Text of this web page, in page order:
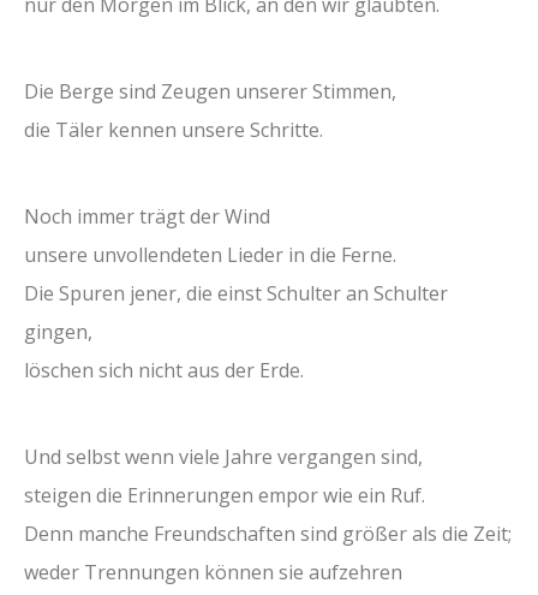
Die Berge sind Zeugen unserer Stimmen,
die Täler kennen unsere Schritte.
Noch immer trägt der Wind
unsere unvollendeten Lieder in die Ferne.
Die Spuren jener, die einst Schulter an Schulter
gingen,
löschen sich nicht aus der Erde.
Und selbst wenn viele Jahre vergangen sind,
steigen die Erinnerungen empor wie ein Ruf.
Denn manche Freundschaften sind größer als die Zeit;
weder Trennungen können sie aufzehren